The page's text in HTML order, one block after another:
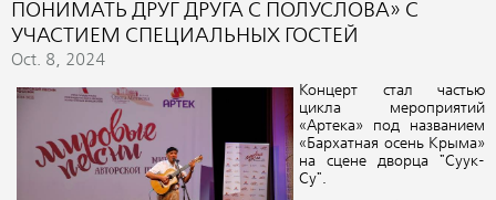
ПОНИМАТЬ ДРУГ ДРУГА С ПОЛУСЛОВА» С
УЧАСТИЕМ СПЕЦИАЛЬНЫХ ГОСТЕЙ
Oct. 8, 2024
Концерт стал частью
цикла мероприятий
«Артека» под названием
«Бархатная осень Крыма»
на сцене дворца "Суук-
Су".